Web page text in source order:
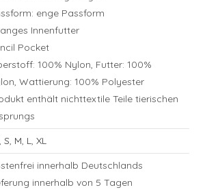
enge Passform
Innenfutter
Pocket
100% Nylon, Futter: 100%
Wattierung: 100% Polyester
enthält nichttextile Teile tierischen
,S, M, L,XL
innerhalb Deutschlands
innerhalb von 5 Tagen